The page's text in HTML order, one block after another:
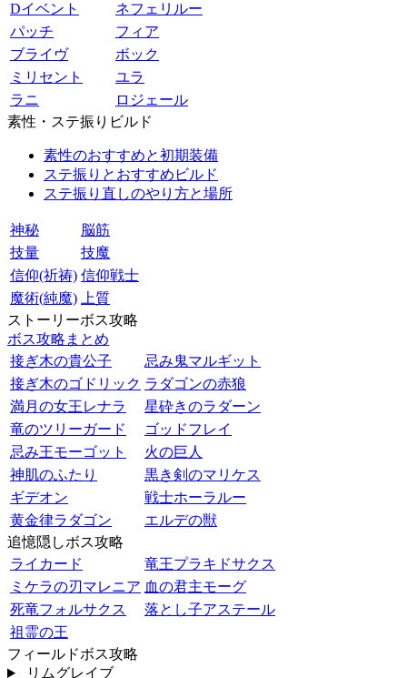
Dイベント
ネフェリルー
パッチ
フィア
ブライヴ
ボック
ミリセント
ユラ
ラニ
ロジェール
素性・ステ振りビルド
素性のおすすめと初期装備
ステ振りとおすすめビルド
ステ振り直しのやり方と場所
神秘
脳筋
技量
技魔
信仰(祈祷) 信仰戦士
魔術(純魔)
上質
ストーリーボス攻略
ボス攻略まとめ
接ぎ木の貴公子
忌み鬼マルギット
接ぎ木のゴドリック ラダゴンの赤狼
満月の女王レナラ
星砕きのラダーン
竜のツリーガード
ゴッドフレイ
忌み王モーゴット
火の巨人
神肌のふたり
黒き剣のマリケス
ギデオン
戦士ホーラルー
黄金律ラダゴン
エルデの獣
追憶隠しボス攻略
ライカード
竜王プラキドサクス
ミケラの刃マレニア 血の君主モーグ
死竜フォルサクス
落とし子アステール
祖霊の王
フィールドボス攻略
リムグレイブ